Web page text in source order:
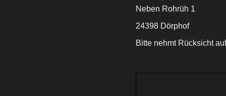
Neben Rohrüh 1
24398 Dörphof
Bitte nehmt Rücksicht